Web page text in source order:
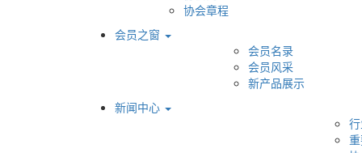
协会章程
会员之窗
会员名录
会员风采
新产品展示
新闻中心